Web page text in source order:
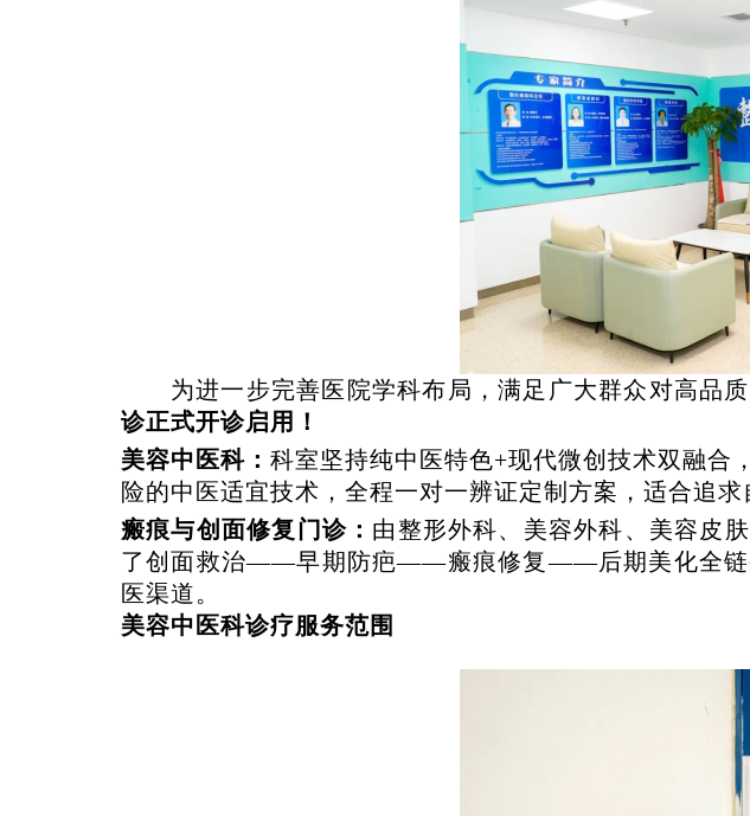
为进一步完善医院学科布局，满足广大群众对高品质
诊正式开诊启用！
美容中医科： 科室坚持纯中医特色+现代微创技术双融合
险的中医适宜技术，全程一对一辨证定制方案，适合追
瘢痕与创面修复门诊： 由整形外科、美容外科、美容皮
了创面救治——早期防疤——瘢痕修复——后期美化全链
医渠道。
美容中医科诊疗服务范围